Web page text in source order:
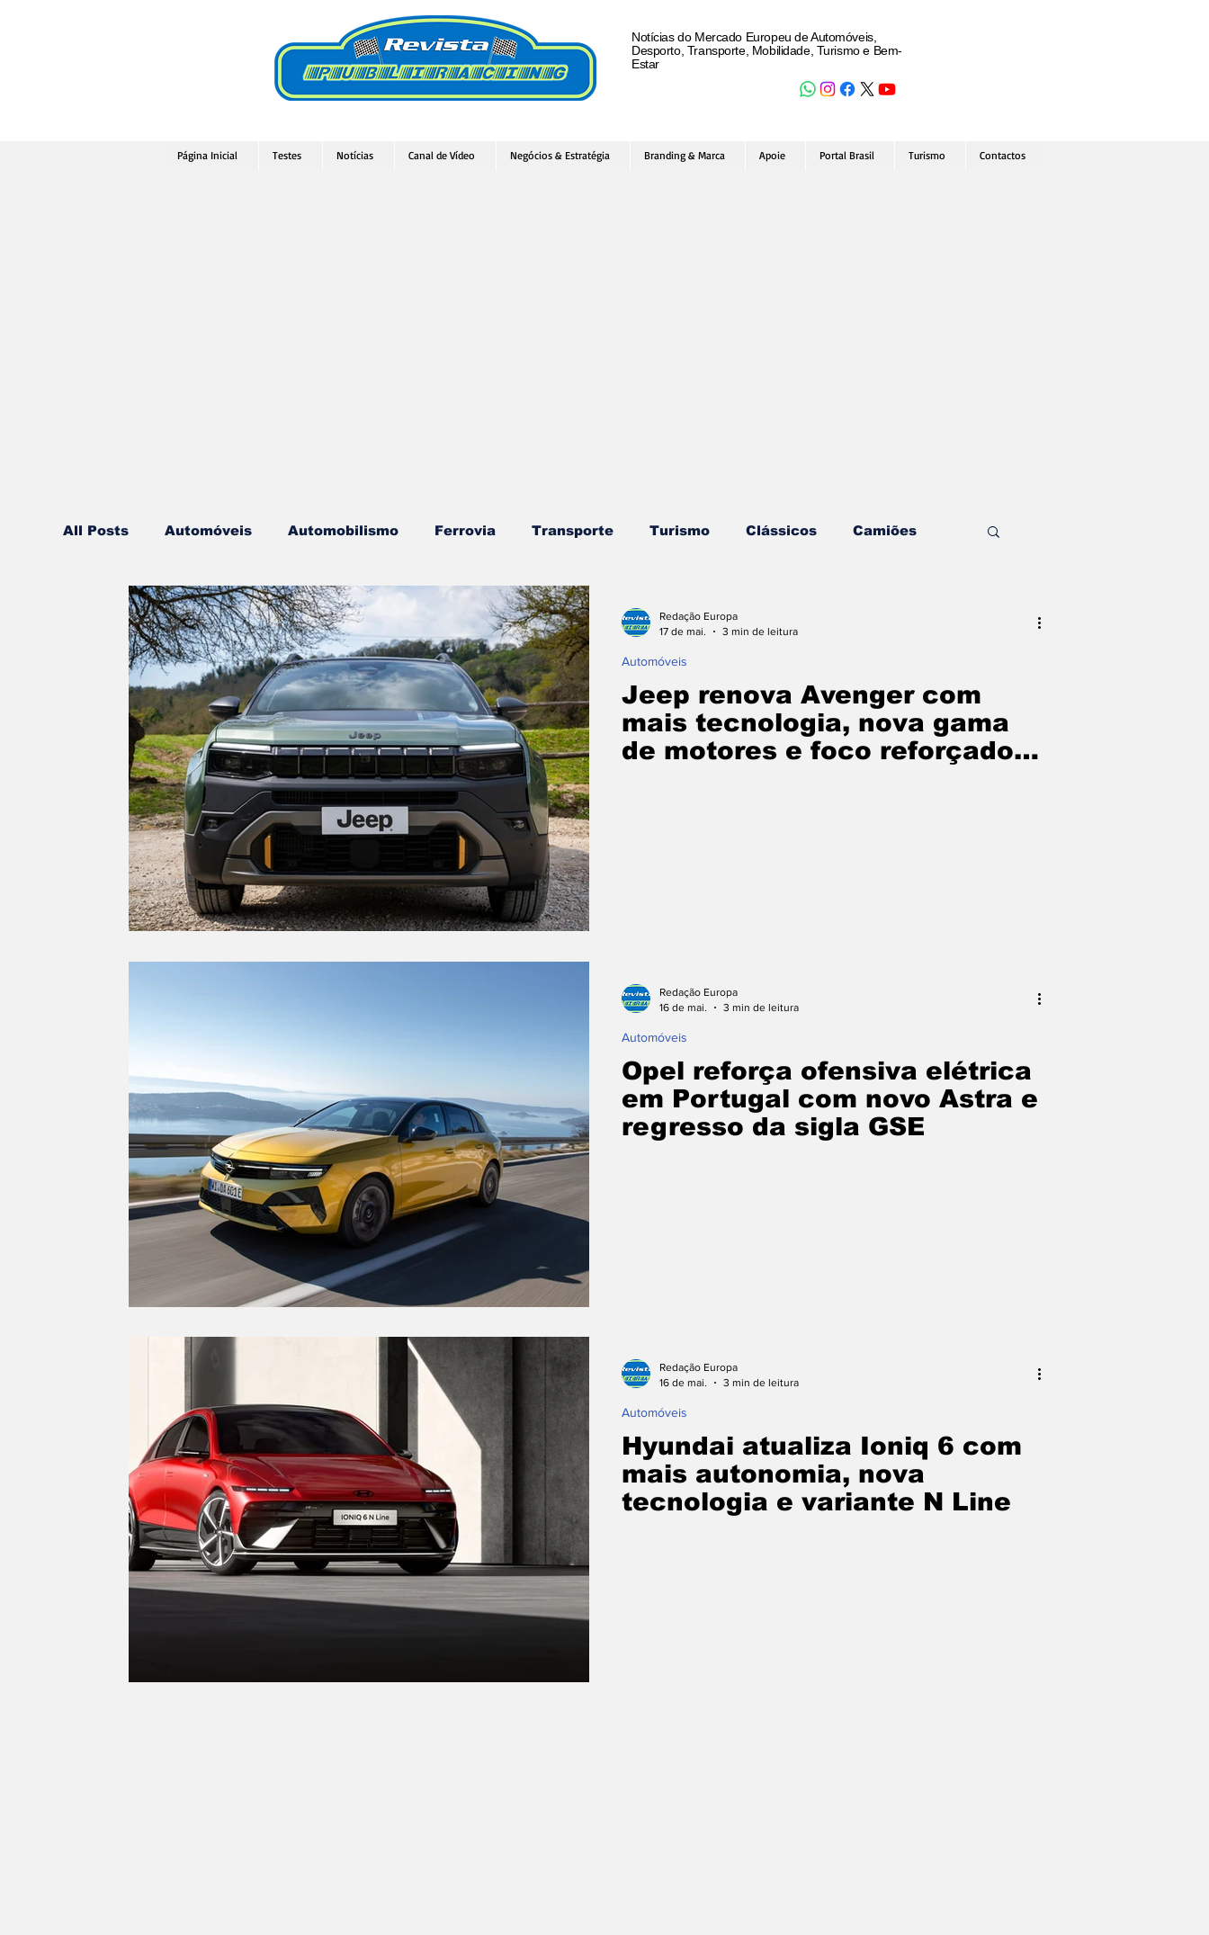
Notícias do Mercado Europeu de Automóveis,
Desporto, Transporte, Mobilidade, Turismo e Bem-
Estar
Página Inicial Testes Notícias Canal de Vídeo Negócios & Estratégia Branding & Marca Apoie Portal Brasil Turismo Contactos
All Posts Automóveis Automobilismo Ferrovia Transporte Turismo Clássicos Camiões
Lazer Aviação Motos Autocarros Náutica Testes e Comparativos
Componentes Gastronomia Videojogos/Tecnologia Vídeo Blog - Sobre Rodas
Mobilidade Logística Hobby Combustíveis e Lubrificantes Segurança Insights & Negócios
Jeep renova Avenger com
mais tecnologia, nova gama
de motores e foco reforçado
Automóveis
Redação Europa
17 de mai.
3 min de leitura
Opel reforça ofensiva elétrica
em Portugal com novo Astra e
regresso da sigla GSE
Automóveis
Redação Europa
16 de mai.
3 min de leitura
Hyundai atualiza Ioniq 6 com
mais autonomia, nova
tecnologia e variante N Line
Automóveis
Redação Europa
16 de mai.
3 min de leitura